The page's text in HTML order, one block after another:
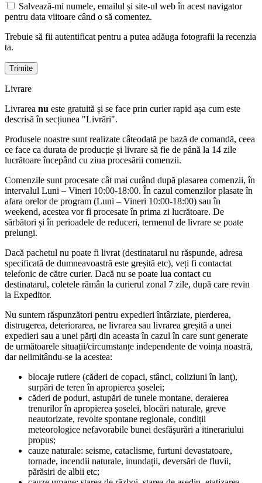
Salvează-mi numele, emailul și site-ul web în acest navigator
pentru data viitoare când o să comentez.
Trebuie să fii autentificat pentru a putea adăuga fotografii la recenzia
ta.
Livrare
Livrarea nu este gratuită și se face prin curier rapid așa cum este
descrisă în secțiunea "Livrări".
Produsele noastre sunt realizate câteodată pe bază de comandă, ceea
ce face ca durata de producție și livrare să fie de până la 14 zile
lucrătoare începând cu ziua procesării comenzii.
Comenzile sunt procesate cât mai curând după plasarea comenzii, în
intervalul Luni – Vineri 10:00-18:00. În cazul comenzilor plasate în
afara orelor de program (Luni – Vineri 10:00-18:00) sau în
weekend, acestea vor fi procesate în prima zi lucrătoare. De
sărbători și în perioadele de reduceri, termenul de livrare se poate
prelungi.
Dacă pachetul nu poate fi livrat (destinatarul nu răspunde, adresa
specificată de dumneavoastră este greșită etc), veți fi contactat
telefonic de către curier. Dacă nu se poate lua contact cu
destinatarul, coletele rămân la curierul zonal 7 zile, după care revin
la Expeditor.
Nu suntem răspunzători pentru expedieri întârziate, pierderea,
distrugerea, deteriorarea, ne livrarea sau livrarea greșită a unei
expedieri sau a unei părți din aceasta în cazul în care sunt generate
de următoarele situații/circumstanțe independente de voința noastră,
dar nelimitându-se la acestea:
blocaje rutiere (căderi de copaci, stânci, coliziuni în lanț),
surpări de teren în apropierea șoselei;
căderi de poduri, astupări de tunele montane, deraierea
trenurilor în apropierea șoselei, blocări naturale, greve
neautorizate, revolte spontane regionale, condiții
meteorologice nefavorabile bunei desfășurări a itinerariului
propus;
cauze naturale: seisme, cataclisme, furtuni devastatoare,
tornade, incendii naturale, inundații, deversări de fluvii,
părăsiri de albii etc;